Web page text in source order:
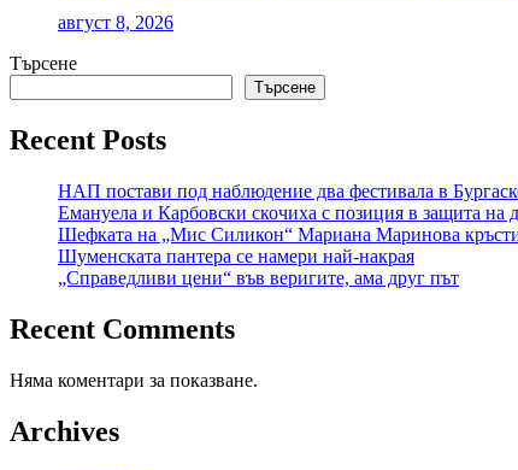
август 8, 2026
Търсене
Търсене
Recent Posts
НАП постави под наблюдение два фестивала в
Емануела и Карбовски скочиха с позиция в защита
Шефката на „Мис Силикон“ Мариана Маринова
Шуменската пантера се намери най-накрая
„Справедливи цени“ във веригите, ама друг път
Recent Comments
Няма коментари за показване.
Archives